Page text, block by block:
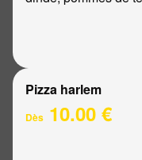
Pizza harlem
Dès 10.00 €